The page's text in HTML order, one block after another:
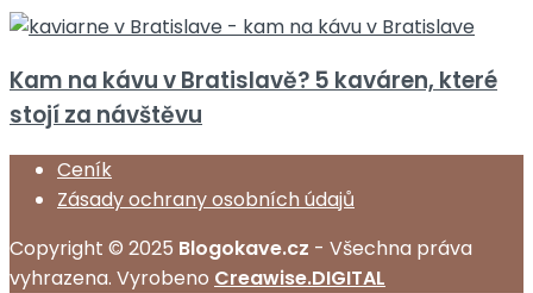
Kam na kávu v Bratislavě? 5 kaváren, které
stojí za návštěvu
Ceník
Zásady ochrany osobních údajů
Copyright © 2025 Blogokave.cz - Všechna práva
vyhrazena. Vyrobeno Creawise.DIGITAL